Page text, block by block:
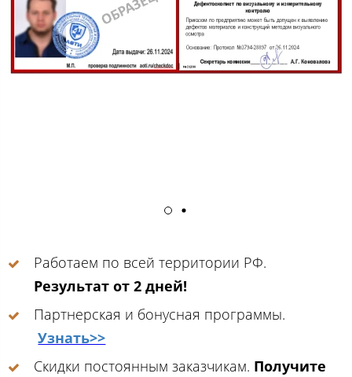
Работаем по всей территории РФ.
Результат от 2 дней!
Партнерская и бонусная программы.
Узнать>>
Скидки постоянным заказчикам. Получите